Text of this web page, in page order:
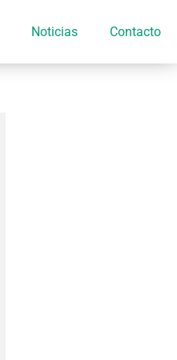
Noticias Contacto